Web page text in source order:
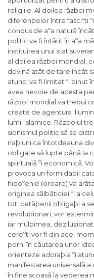
religiile. Al doilea rãzboi
diferenþelor între fasciºti
condus de aºa naturã
politic va fi întãrit în aºa
instituirea unui stat
al doilea rãzboi mondial,
devinã atât de tare încât
atunci va fi limitat ºi þinut
avea nevoie de acesta
rãzboi mondial va trebui
create de agentura
lumii islamice. Rãzboiul
sionismul politic sã se
naþiuni ca întotdeauna
obligate sã lupte pânã la
spiritualã ºi economicã.
provoca un formidabil
hidoºenie (oroare) va
originea sãlbãticiei ºi a
tot, cetãþenii obligaþi a
revoluþionari, vor
iar mulþimea,
cereºti vor fi din acel
porni în cãutarea unor
orienteze adoraþia ºi
manifestarea universalã
în fine scoasã la vederea